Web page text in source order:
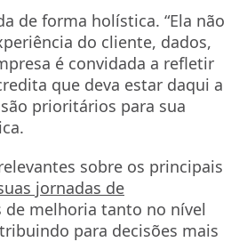
de forma holística. “Ela não
do cliente, dados,
é convidada a refletir
que deva estar daqui a
prioritários para sua
sobre os principais
jornadas de
de melhoria tanto no nível
para decisões mais